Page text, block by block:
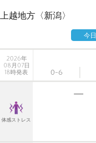
上越地方〈新潟〉
今日
2026年
08月07日
18時発表
0-6
体感ストレス